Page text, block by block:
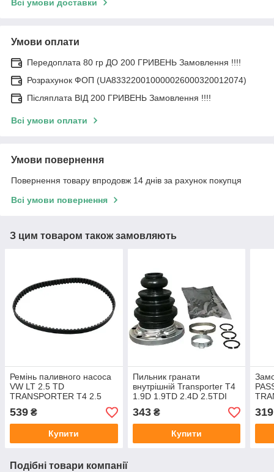
Всі умови доставки
Умови оплати
Передоплата 80 гр ДО 200 ГРИВЕНЬ Замовлення !!!!
Розрахунок ФОП (UA833220010000026000320012074)
Післяплата ВІД 200 ГРИВЕНЬ Замовлення !!!!
Всі умови оплати
Умови повернення
Повернення товару впродовж 14 днів за рахунок покупця
Всі умови повернення
З цим товаром також замовляють
Ремінь паливного насоса
VW LT 2.5 TD
TRANSPORTER T4 2.5
TDI виробник DAYCO
539 ₴
Купити
Пильник гранати
внутрішній Transporter T4
1.9D 1.9TD 2.4D 2.5TDI
виробник Maxgear
343₴
Купити
319
Подібні товари компанії